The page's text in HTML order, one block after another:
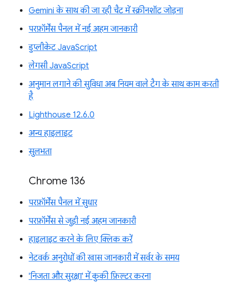
Gemini के साथ की जा रही चैट में स्क्रीनशॉट जोड़ना
परफ़ॉर्मेंस पैनल में नई अहम जानकारी
डुप्लीकेट JavaScript
लेगसी JavaScript
अनुमान लगाने की सुविधा अब नियम वाले टैग के साथ काम करती
है
Lighthouse 12.6.0
अन्य हाइलाइट
सुलभता
Chrome 136
परफ़ॉर्मेंस पैनल में सुधार
परफ़ॉर्मेंस से जुड़ी नई अहम जानकारी
हाइलाइट करने के लिए क्लिक करें
नेटवर्क अनुरोधों की खास जानकारी में सर्वर के समय
'निजता और सुरक्षा' में कुकी फ़िल्टर करना